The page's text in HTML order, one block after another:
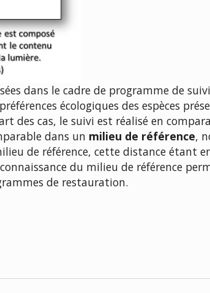
dans le cadre de programme de
écologiques des espèces
des cas, le suivi est réalisé en
dans un milieu de référence,
de référence, cette distance étant
du milieu de référence
de restauration.